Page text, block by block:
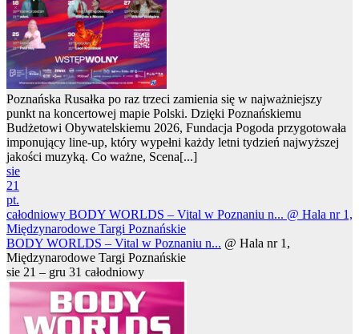
Poznańska Rusałka po raz trzeci zamienia się w najważniejszy
punkt na koncertowej mapie Polski. Dzięki Poznańskiemu
Budżetowi Obywatelskiemu 2026, Fundacja Pogoda przygotowała
imponujący line-up, który wypełni każdy letni tydzień najwyższej
jakości muzyką. Co ważne, Scena[...]
sie
21
pt.
całodniowy BODY WORLDS – Vital w Poznaniu n... @ Hala nr 1,
Międzynarodowe Targi Poznańskie
BODY WORLDS – Vital w Poznaniu n... @ Hala nr 1,
Międzynarodowe Targi Poznańskie
sie 21 – gru 31 całodniowy